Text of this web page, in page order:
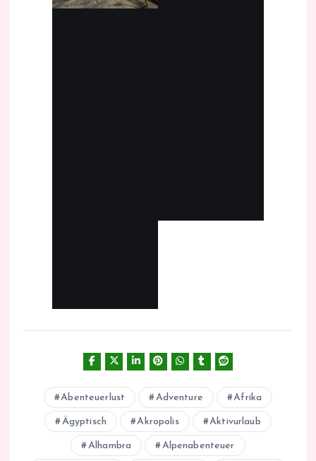
Abenteuerlust Adventure Afrika
Ägyptisch Akropolis Aktivurlaub
Alhambra Alpenabenteuer